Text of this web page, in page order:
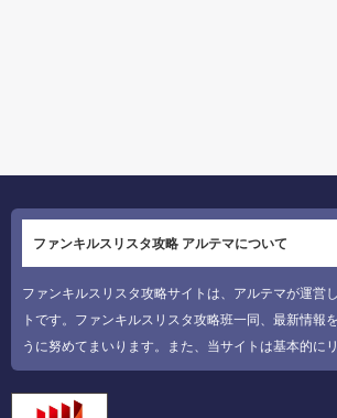
ファンキルスリスタ攻略 アルテマについて
ファンキルスリスタ攻略サイトは、アルテマが運営
トです。ファンキルスリスタ攻略班一同、最新情報
うに努めてまいります。また、当サイトは基本的に